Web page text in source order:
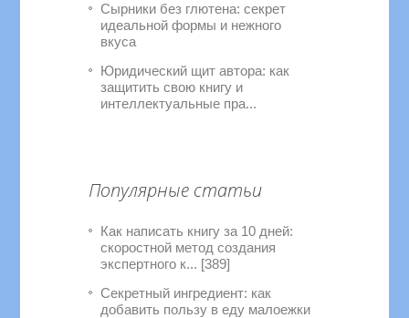
Сырники без глютена: секрет
идеальной формы и нежного
вкуса
Юридический щит автора: как
защитить свою книгу и
интеллектуальные пра...
Популярные статьи
Как написать книгу за 10 дней:
скоростной метод создания
экспертного к... [389]
Секретный ингредиент: как
добавить пользу в еду малоежки